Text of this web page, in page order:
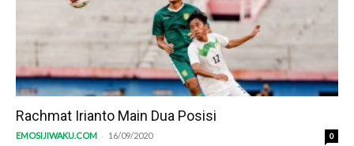
Rachmat Irianto Main Dua Posisi
EMOSIJIWAKU.COM - 16/09/2020 0